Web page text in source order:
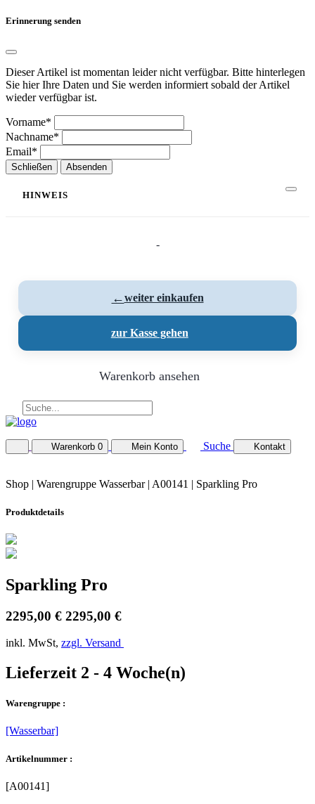
Erinnerung senden
Dieser Artikel ist momentan leider nicht verfügbar. Bitte hinterlegen
Sie hier Ihre Daten und Sie werden informiert sobald der Artikel
wieder verfügbar ist.
Vorname*
Nachname*
Email*
Schließen Absenden
HINWEIS
-
←weiter einkaufen
zur Kasse gehen
Warenkorb ansehen
Warenkorb 0 Mein Konto Suche Kontakt
Shop | Warengruppe Wasserbar | A00141 | Sparkling Pro
Produktdetails
Sparkling Pro
2295,00 € 2295,00 €
inkl. MwSt, zzgl. Versand
Lieferzeit 2 - 4 Woche(n)
Warengruppe :
[Wasserbar]
Artikelnummer :
[A00141]